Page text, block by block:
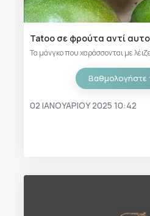
Tatoo σε φρούτα αντί
Τα μάνγκο που χαράσσονται με
Βαθμολογήστε
02 ΙΑΝΟΥΑΡΊΟΥ 2025 10:42